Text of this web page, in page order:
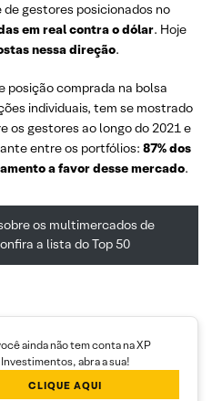
gestores posicionados no
em real contra o dólar. Hoje
nessa direção.
posição comprada na bolsa
individuais, tem se mostrado
os gestores ao longo do 2021 e
entre os portfólios: 87% dos
a favor desse mercado.
os multimercados de
a lista do Top 50
ainda não tem conta na XP
Investimentos, abra a sua!
CLIQUE AQUI